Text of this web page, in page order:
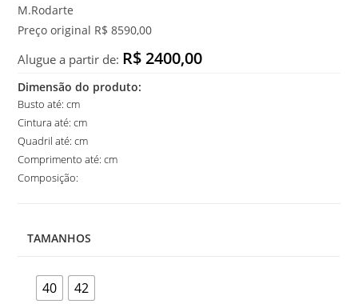
M.Rodarte
Preço original R$ 8590,00
Alugue a partir de: R$ 2400,00
Dimensão do produto:
Busto até: cm
Cintura até: cm
Quadril até: cm
Comprimento até: cm
Composição:
TAMANHOS
40 42